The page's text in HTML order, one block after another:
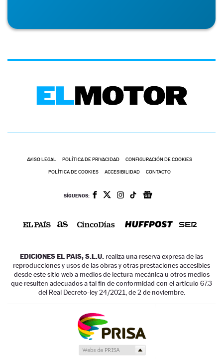
AVISO LEGAL POLÍTICA DE PRIVACIDAD CONFIGURACIÓN DE COOKIES
POLÍTICA DE COOKIES ACCESIBILIDAD CONTACTO
SÍGUENOS:
EDICIONES EL PAIS, S.L.U. realiza una reserva expresa de las
reproducciones y usos de las obras y otras prestaciones accesibles
desde este sitio web a medios de lectura mecánica u otros medios
que resulten adecuados a tal fin de conformidad con el artículo 67.3
del Real Decreto-ley 24/2021, de 2 de noviembre.